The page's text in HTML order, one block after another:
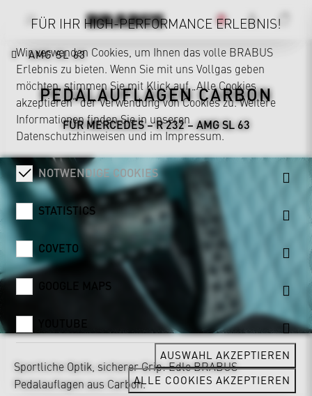
AMG SL 63
PEDALAUFLAGEN CARBON
FÜR MERCEDES – R 232 – AMG SL 63
Sportliche Optik, sicherer Grip: Edle BRABUS
Pedalauflagen aus Carbon.
FÜR IHR HIGH-PERFORMANCE ERLEBNIS!
Wir verwenden Cookies, um Ihnen das volle BRABUS
Erlebnis zu bieten. Wenn Sie mit uns Vollgas geben
möchten, stimmen Sie mit Klick auf „Alle Cookies
akzeptieren“ der Verwendung von Cookies zu. Weitere
Informationen finden Sie in unseren
Datenschutzhinweisenund im Impressum.
NOTWENDIGE COOKIES
STATISTICS
COVETO
GOOGLE MAPS
YOUTUBE
AUSWAHL AKZEPTIEREN
ALLE COOKIES AKZEPTIEREN